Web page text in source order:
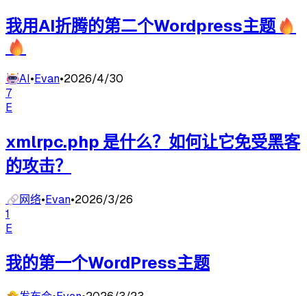
我用AI折腾的第二个Wordpress主题🔥
🔥
🤖AI•Evan•2026/4/30
7
E
xmlrpc.php 是什么？如何让它免受黑客
的攻击？
🔗网络•Evan•2026/3/26
1
E
我的第一个WordPress主题